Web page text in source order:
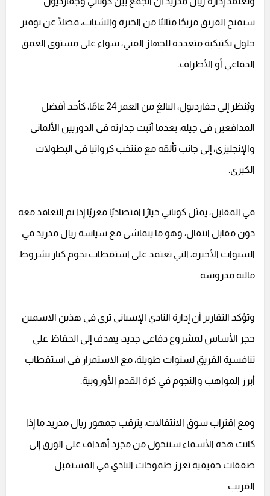
سيمنح الفريق مزيجًا مثاليًا من الخبرة والشباب، فضلًا عن توفير
حلول تكتيكية متعددة للجهاز الفني، سواء على مستوى العمق
الدفاعي أو الأطراف.
ويُنظر إلى جفارديول، البالغ من العمر 24 عامًا، كأحد أفضل
المدافعين في جيله، بعدما أثبت جدارته في الدوريين الألماني
والإنجليزي، إلى جانب تألقه مع منتخب كرواتيا في البطولات
الكبرى.
في المقابل، يمثل كوناتي خيارًا اقتصاديًا مغريًا إذا تم التعاقد معه
دون مقابل انتقال، وهو ما يتماشى مع سياسة ريال مدريد في
السنوات الأخيرة، التي تعتمد على استقطاب نجوم كبار بشروط
مالية مدروسة.
وتؤكد التقارير أن إدارة النادي الإسباني ترى في هذين الاسمين
حجر الأساس لمشروع دفاعي جديد، يهدف إلى الحفاظ على
تنافسية الفريق لسنوات طويلة، مع الاستمرار في استقطاب
أبرز المواهب والنجوم في كرة القدم الأوروبية.
ومع اقتراب سوق الانتقالات، يترقب جمهور ريال مدريد ما إذا
كانت هذه الأسماء ستتحول من مجرد أهداف على الورق إلى
صفقات حقيقية تعزز طموحات النادي في المستقبل
القريب.